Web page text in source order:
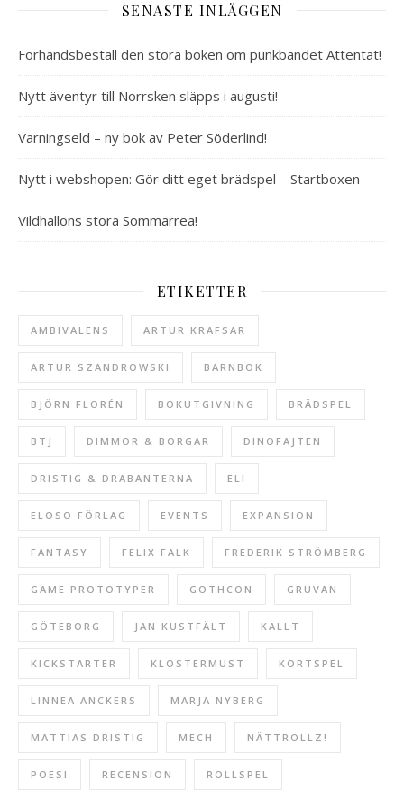
SENASTE INLÄGGEN
Förhandsbeställ den stora boken om punkbandet Attentat!
Nytt äventyr till Norrsken släpps i augusti!
Varningseld – ny bok av Peter Söderlind!
Nytt i webshopen: Gör ditt eget brädspel – Startboxen
Vildhallons stora Sommarrea!
ETIKETTER
AMBIVALENS ARTUR KRAFSAR
ARTUR SZANDROWSKI BARNBOK
BJÖRN FLORÉN BOKUTGIVNING BRÄDSPEL
BTJ DIMMOR & BORGAR DINOFAJTEN
DRISTIG & DRABANTERNA ELI
ELOSO FÖRLAG EVENTS EXPANSION
FANTASY FELIX FALK FREDERIK STRÖMBERG
GAME PROTOTYPER GOTHCON GRUVAN
GÖTEBORG JAN KUSTFÄLT KALLT
KICKSTARTER KLOSTERMUST KORTSPEL
LINNEA ANCKERS MARJA NYBERG
MATTIAS DRISTIG MECH NÄTTROLLZ!
POESI RECENSION ROLLSPEL